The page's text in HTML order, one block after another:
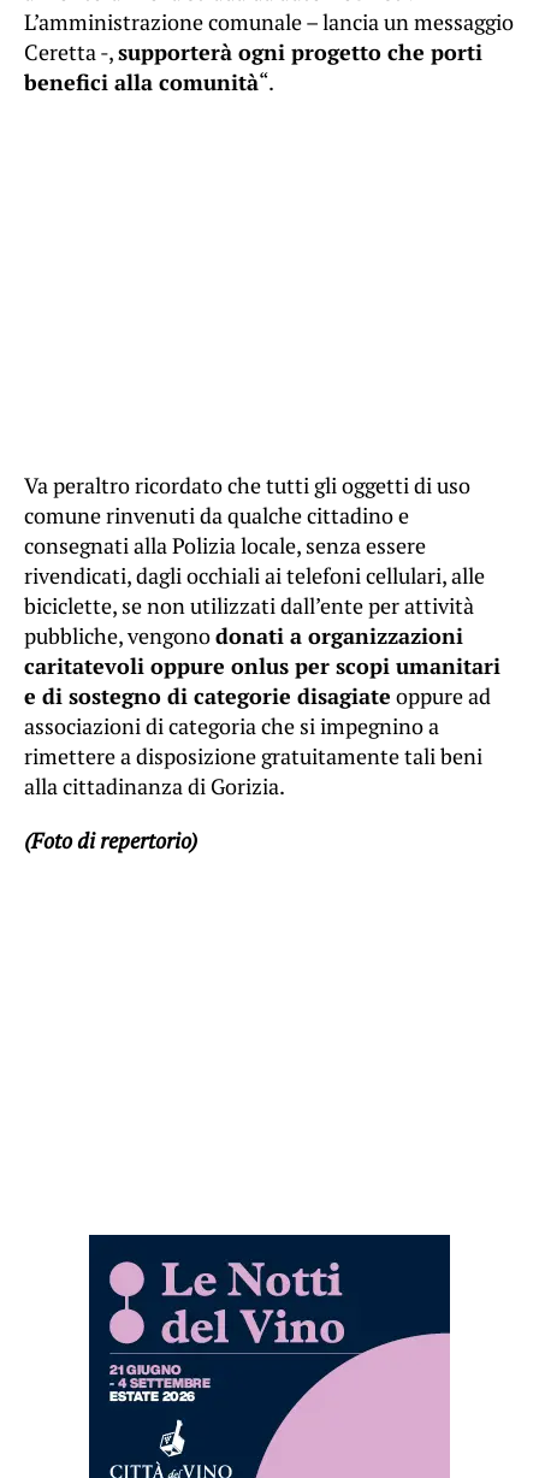
L’amministrazione comunale – lancia un messaggio
Ceretta -,supporterà ogni progetto che porti
benefici alla comunità“.
Va peraltro ricordato che tutti gli oggetti di uso
comune rinvenuti da qualche cittadino e
consegnati alla Polizia locale, senza essere
rivendicati, dagli occhiali ai telefoni cellulari, alle
biciclette, se non utilizzati dall’ente per attività
pubbliche, vengonodonati a organizzazioni
caritatevoli oppure onlus per scopi umanitari
e di sostegno di categorie disagiate oppure ad
associazioni di categoria che si impegnino a
rimettere a disposizione gratuitamente tali beni
alla cittadinanza di Gorizia.
(Foto di repertorio)